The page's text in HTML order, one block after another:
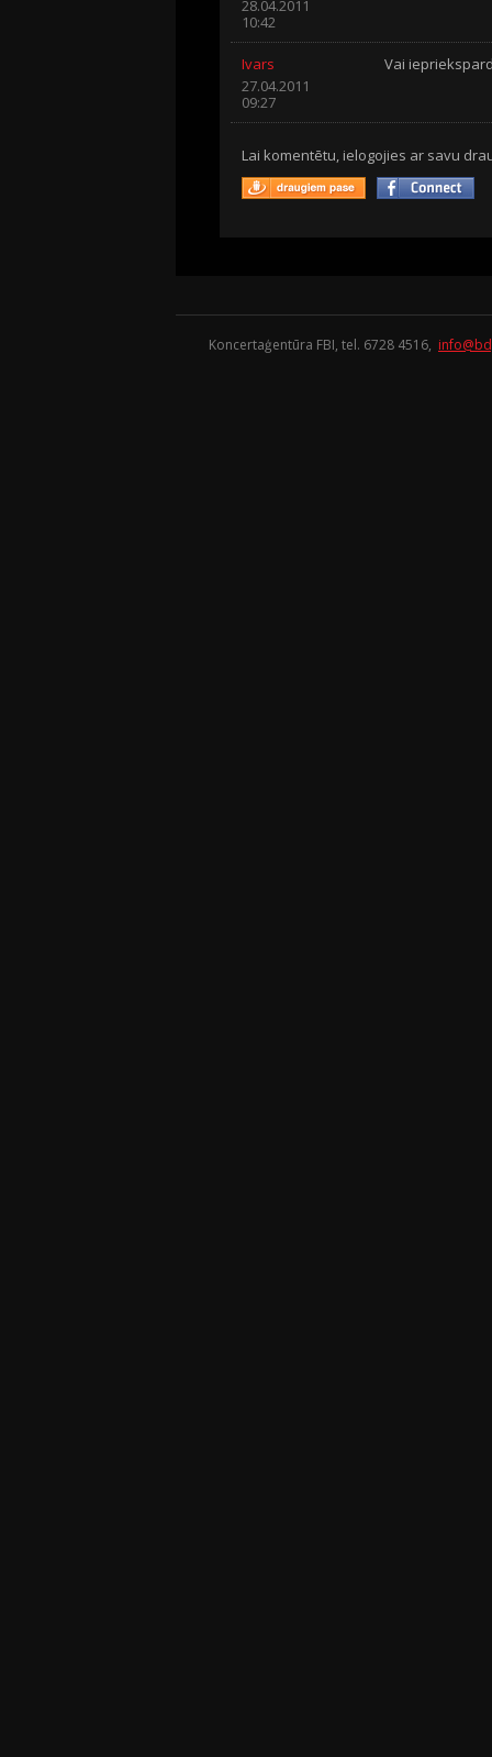
28.04.2011
10:42
Ivars
27.04.2011
09:27
Vai
Lai komentētu, ielogojies ar savu
Koncertaģentūra FBI, tel. 6728 4516,